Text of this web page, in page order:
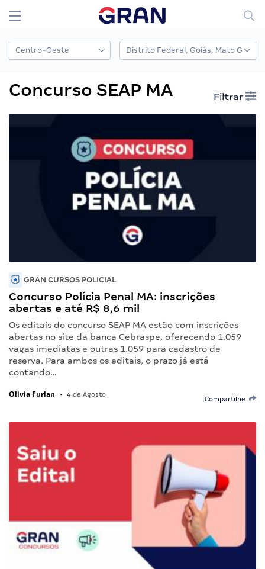
Concurso SEAP MA Filtrar
GRAN CURSOS POLICIAL
Concurso Polícia Penal MA: inscrições
abertas e até R$ 8,6 mil
Os editais do concurso SEAP MA estão com inscrições
abertas no site da banca Cebraspe, oferecendo 1.059
vagas imediatas e outras 1.059 para cadastro de
reserva. Para ambos os editais, o prazo já está
contando…
Olivia Furlan • 4 de Agosto
Compartilhe